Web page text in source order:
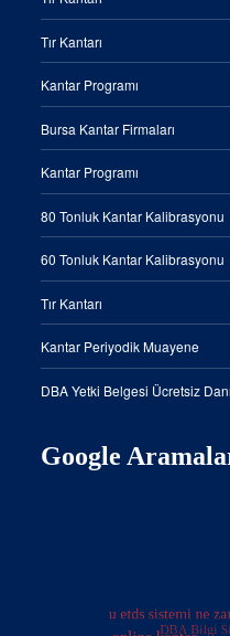
Tır Kantarı
Kantar Programı
Bursa Kantar Firmaları
Kantar Programı
80 Tonluk Kantar Kalibrasyonu
60 Tonluk Kantar Kalibrasyonu
Tır Kantarı
Kantar Periyodik Muayene
DBA Yetki Belgesi Ücretsiz
Google